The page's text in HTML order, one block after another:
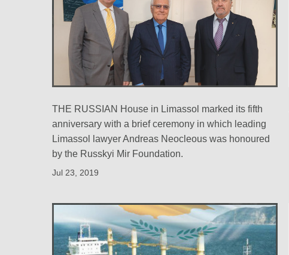
THE RUSSIAN House in Limassol marked its fifth
anniversary with a brief ceremony in which leading
Limassol lawyer Andreas Neocleous was honoured
by the Russkyi Mir Foundation.
Jul 23, 2019